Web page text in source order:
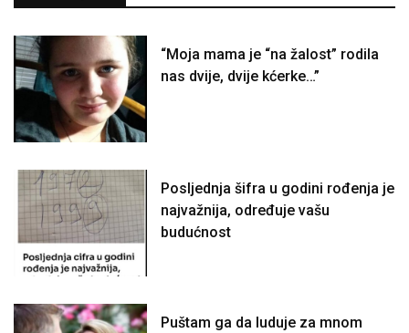
“Moja mama je “na žalost” rodila
nas dvije, dvije kćerke…”
Posljednja šifra u godini rođenja je
najvažnija, određuje vašu
budućnost
Puštam ga da luduje za mnom